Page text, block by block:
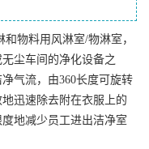
物料用风淋室/物淋室，
尘车间的净化设备之
气流，由360长度可旋转
迅速除去附在衣服上的
地减少员工进出洁净室